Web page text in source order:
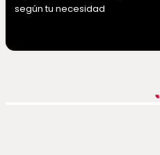
según tu necesidad